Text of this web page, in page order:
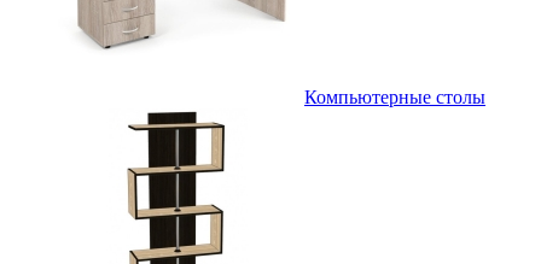
Компьютерные столы